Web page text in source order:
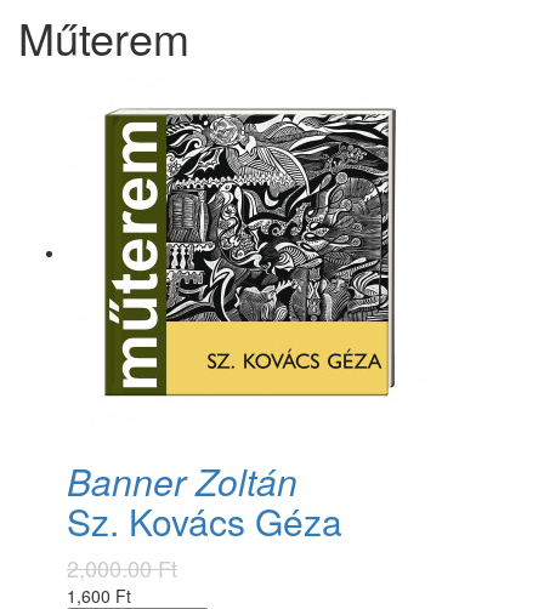
Műterem
Banner Zoltán
Sz. Kovács Géza
2,000.00 Ft
1,600 Ft